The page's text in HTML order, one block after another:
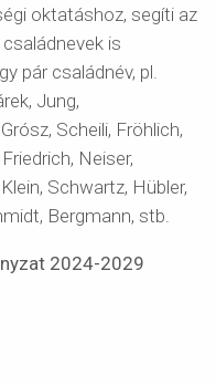
oktatáshoz, segíti az
is
pár családnév, pl.
Jung,
Scheili, Fröhlich,
Neiser,
Schwartz, Hübler,
Bergmann, stb.
2024-2029